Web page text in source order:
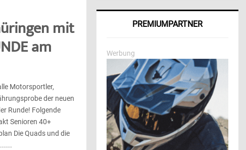
mit
am
Motorsportler,
der neuen
Runde! Folgende
Senioren 40+
Die Quads und die
o
r
R
C
PREMIUMPARTNER
Werbung